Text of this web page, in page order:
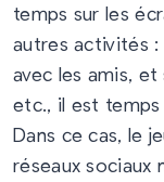
temps sur les
autres activités
avec les amis,
etc., il est temps
Dans ce cas, le
réseaux sociaux